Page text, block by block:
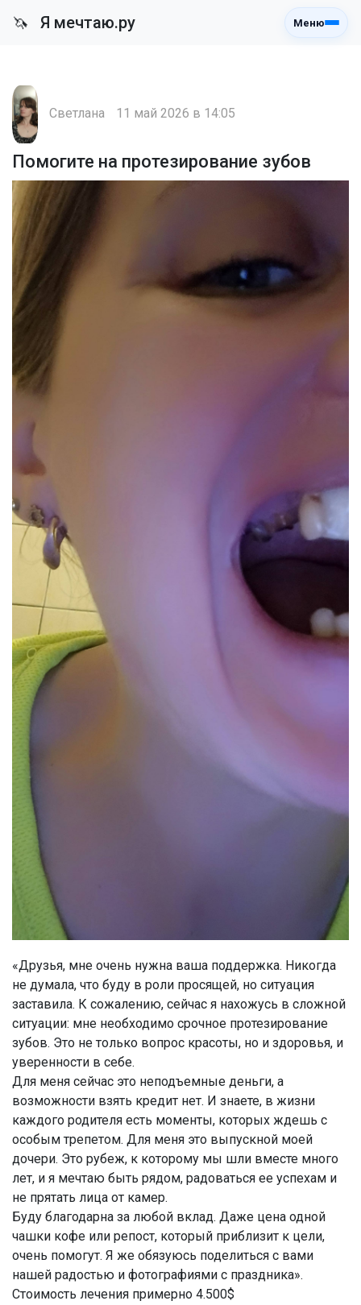
🦄 Я мечтаю.ру Меню
Светлана 11 май 2026 в 14:05
Помогите на протезирование зубов
«Друзья, мне очень нужна ваша поддержка. Никогда
не думала, что буду в роли просящей, но ситуация
заставила. К сожалению, сейчас я нахожусь в сложной
ситуации: мне необходимо срочное протезирование
зубов. Это не только вопрос красоты, но и здоровья, и
уверенности в себе.
Для меня сейчас это неподъемные деньги, а
возможности взять кредит нет. И знаете, в жизни
каждого родителя есть моменты, которых ждешь с
особым трепетом. Для меня это выпускной моей
дочери. Это рубеж, к которому мы шли вместе много
лет, и я мечтаю быть рядом, радоваться ее успехам и
не прятать лица от камер.
Буду благодарна за любой вклад. Даже цена одной
чашки кофе или репост, который приблизит к цели,
очень помогут. Я же обязуюсь поделиться с вами
нашей радостью и фотографиями с праздника».
Стоимость лечения примерно 4.500$